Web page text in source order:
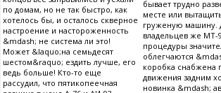
по домам, но не так быстро, как
хотелось бы, и осталось скверное
настроение и настороженность
&mdash; не система ли это!
Может &laquo;на семьдесят
шестом&raquo; ездить лучше, его
ведь больше! Кто-то еще
рассудил, что пятикопеечная
бывает трудно
месте или
груженую машину.
владельцев же МТ-
процедуры
облегчаются
коробка снабжена
движения задним
новинка &mdash;